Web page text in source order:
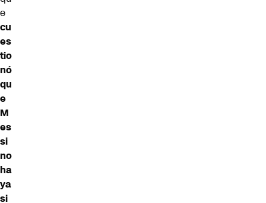
e
cu
es
tio
nó
qu
e
M
es
si
no
ha
ya
si